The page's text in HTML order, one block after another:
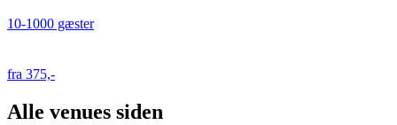
10-1000 gæster
fra 375,-
Alle venues siden